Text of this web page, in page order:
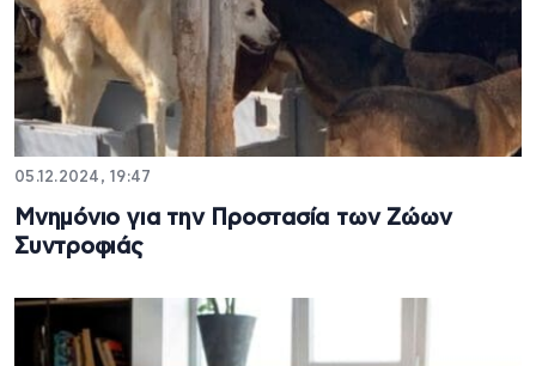
05.12.2024, 19:47
Μνημόνιο για την Προστασία των Ζώων
Συντροφιάς